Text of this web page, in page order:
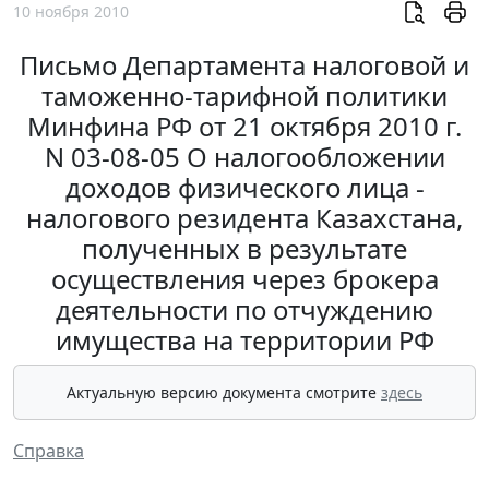
10 ноября 2010
Письмо Департамента налоговой и
таможенно-тарифной политики
Минфина РФ от 21 октября 2010 г.
N 03-08-05 О налогообложении
доходов физического лица -
налогового резидента Казахстана,
полученных в результате
осуществления через брокера
деятельности по отчуждению
имущества на территории РФ
Актуальную версию документа смотрите здесь
Справка